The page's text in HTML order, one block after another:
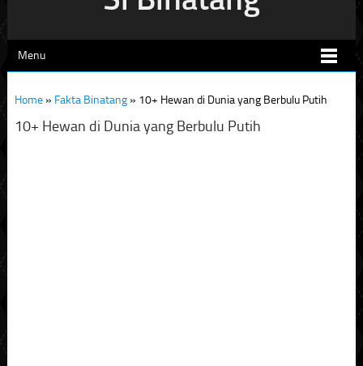
Menu
Home» Fakta Binatang» 10+ Hewan di Dunia yang Berbulu Putih
10+ Hewan di Dunia yang Berbulu Putih